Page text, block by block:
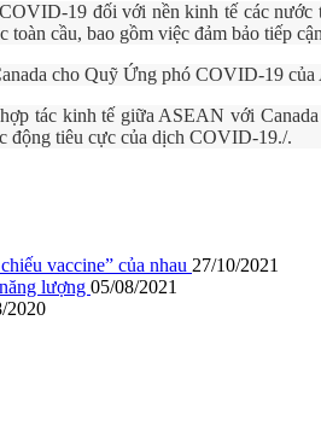
19 đối với nền kinh tế các
cầu, bao gồm việc đảm bảo tiếp
cho Quỹ Ứng phó COVID-19
tác kinh tế giữa ASEAN với
động tiêu cực của dịch COVID-19./.
vaccine” của nhau 27/10/2021
lượng 05/08/2021
2020